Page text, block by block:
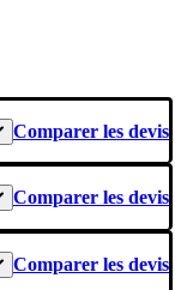
Comparer les devis
Comparer les devis
Comparer les devis